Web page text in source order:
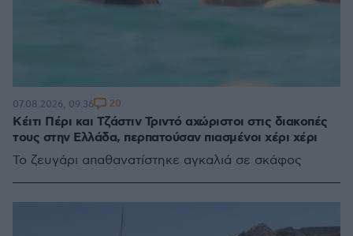
Κέιτι Πέρι και Τζάστιν Τριντό αχώριστοι στις διακοπές
τους στην Ελλάδα, περπατούσαν πιασμένοι χέρι χέρι
Το ζευγάρι απαθανατίστηκε αγκαλιά σε σκάφος
07.08.2026, 09:36 20